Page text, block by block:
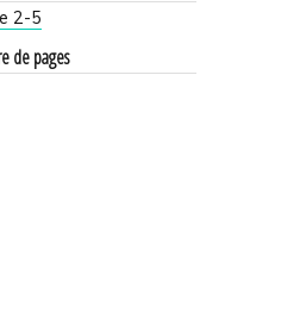
2-5
de pages